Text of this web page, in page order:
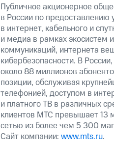
Публичное акционерное
в России по предоставлению
в интернет, кабельного и
и медиа в рамках экосистем
коммуникаций, интернета
кибербезопасности. В
около 88 миллионов
позиции, обслуживая
телефонией, доступом в
и платного ТВ в различных
клиентов МТС превышает 13
сетью из более чем 5 300
Сайт компании: www.mts.ru.